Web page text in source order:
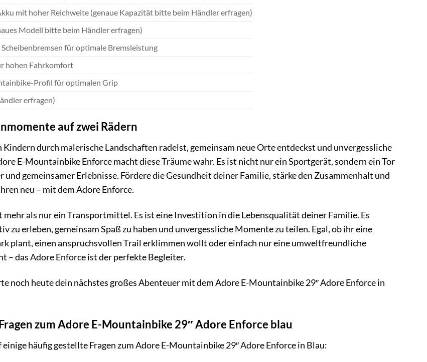
mit hoher Reichweite (genaue Kapazität bitte beim Händler erfragen)
Modell bitte beim Händler erfragen)
für optimale Bremsleistung
hohen Fahrkomfort
Profil für optimalen Grip
erfragen)
auf zwei Rädern
durch malerische Landschaften radelst, gemeinsam neue Orte entdeckst und unvergessliche
E-Mountainbike Enforce macht diese Träume wahr. Es ist nicht nur ein Sportgerät, sondern ein Tor
gemeinsamer Erlebnisse. Fördere die Gesundheit deiner Familie, stärke den Zusammenhalt und
neu – mit dem Adore Enforce.
als nur ein Transportmittel. Es ist eine Investition in die Lebensqualität deiner Familie. Es
zu erleben, gemeinsam Spaß zu haben und unvergessliche Momente zu teilen. Egal, ob ihr eine
plant, einen anspruchsvollen Trail erklimmen wollt oder einfach nur eine umweltfreundliche
– das Adore Enforce ist der perfekte Begleiter.
noch heute dein nächstes großes Abenteuer mit dem Adore E-Mountainbike 29″ Adore Enforce in
zum Adore E-Mountainbike 29″ Adore Enforce blau
häufig gestellte Fragen zum Adore E-Mountainbike 29″ Adore Enforce in Blau: